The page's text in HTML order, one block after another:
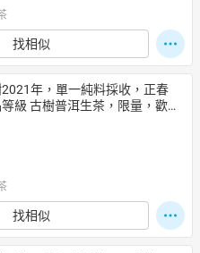
找相似
年，單一純料採收，正春
級 古樹普洱生茶，限量，歡迎
個石黃朱泥小杯，限量送完為
找相似